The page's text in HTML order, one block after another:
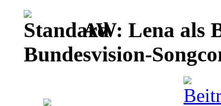
AW: Lena als
Bundesvision-